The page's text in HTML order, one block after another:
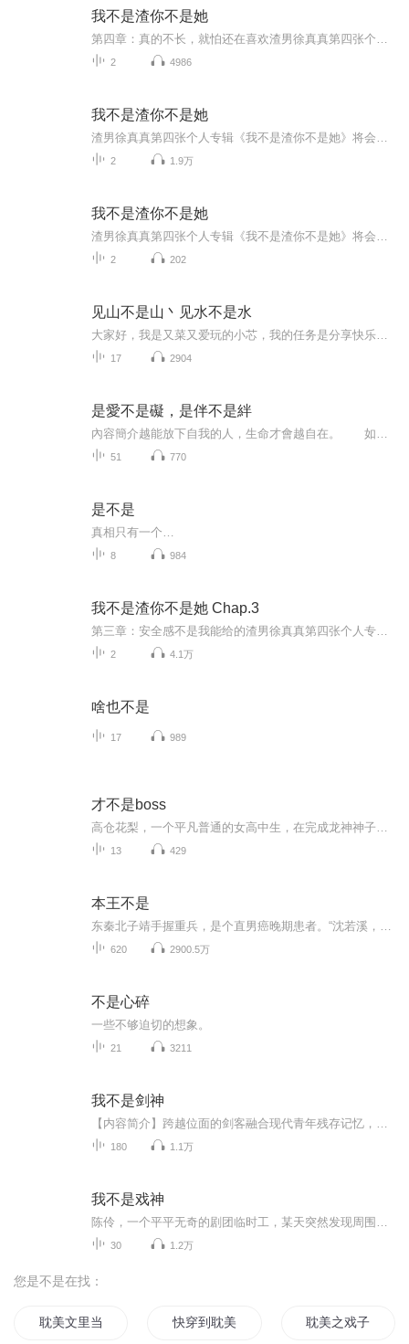
我不是渣你不是她
2 4986
我不是渣你不是她
2 1.9万
我不是渣你不是她
2 202
见山不是山丶见水不是水
17 2904
是愛不是礙，是伴不是絆
51 770
是不是
真相只有一个…
8 984
我不是渣你不是她 Chap.3
2 4.1万
啥也不是
17 989
才不是boss
13 429
本王不是
620 2900.5万
不是心碎
一些不够迫切的想象。
21 3211
我不是剑神
180 1.1万
我不是戏神
30 1.2万
您是不是在找：
耽美文里当反派女配 快穿到耽美□□世界 耽美之戏子醉倾